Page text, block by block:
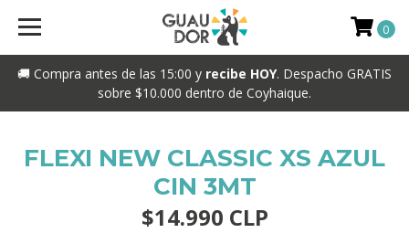
🚚 Compra antes de las 15:00 y recibe HOY. Despacho GRATIS
sobre $10.000 dentro de Coyhaique.
0
FLEXI NEW CLASSIC XS AZUL
CIN 3MT
$14.990 CLP